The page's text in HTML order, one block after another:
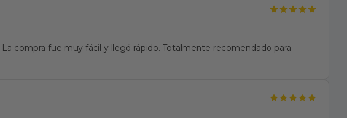
compra fue muy fácil y llegó rápido. Totalmente recomendado para